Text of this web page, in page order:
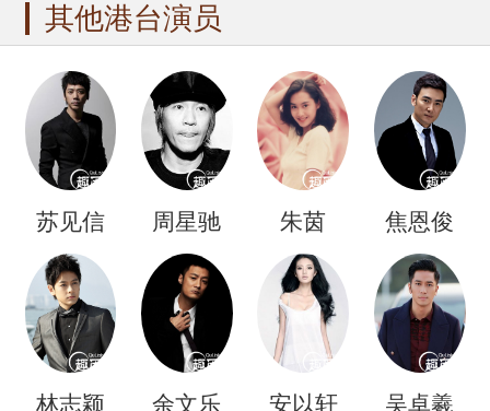
其他港台演员
苏见信 周星驰 朱茵 焦恩俊
林志颖 余文乐 安以轩 吴卓羲